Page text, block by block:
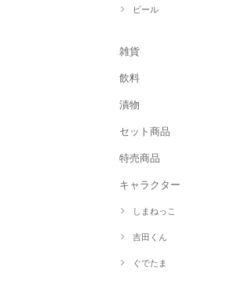
ビール
雑貨
飲料
漬物
セット商品
特売商品
キャラクター
しまねっこ
吉田くん
ぐでたま